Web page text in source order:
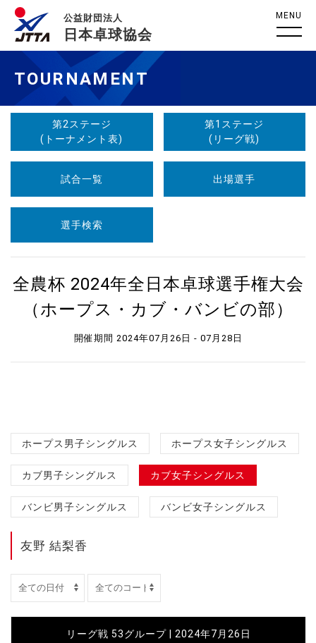
公益財団法人
日本卓球協会
MENU
TOURNAMENT
第2ステージ
(トーナメント表)
第1ステージ
(リーグ戦)
試合一覧 出場選手
選手検索
全農杯 2024年全日本卓球選手権大会
（ホープス・カブ・バンビの部）
開催期間 2024年07月26日 - 07月28日
ホープス男子シングルス ホープス女子シングルス
カブ男子シングルス カブ女子シングルス
バンビ男子シングルス バンビ女子シングルス
友野 結梨香
リーグ戦 53グループ | 2024年7月26日